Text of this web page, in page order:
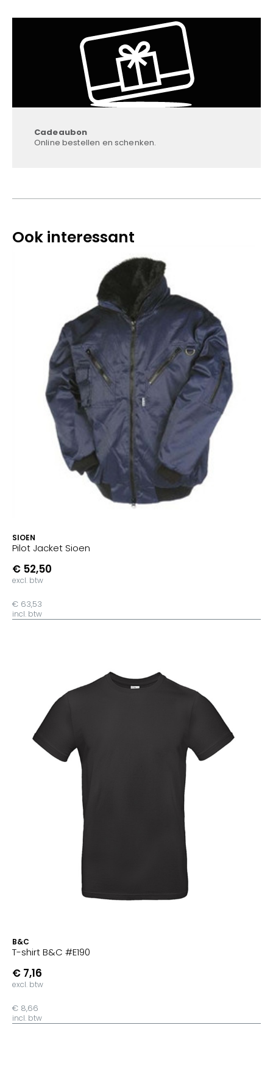
Cadeaubon
Online bestellen en schenken.
Ook interessant
SIOEN
Pilot Jacket Sioen
€ 52,50
excl. btw
€ 63,53
incl. btw
B&C
T-shirt B&C #E190
€ 7,16
excl. btw
€ 8,66
incl. btw